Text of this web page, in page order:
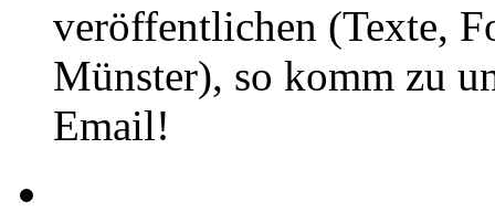
veröffentlichen (Texte,
Münster), so komm zu
Email!